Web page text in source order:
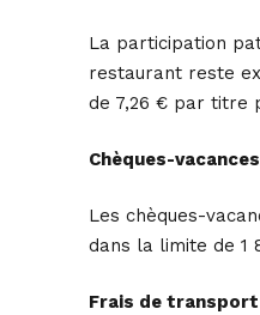
La participation
restaurant reste
de 7,26 € par titre
Chèques-vacances
Les chèques-
dans la limite de 1
Frais de